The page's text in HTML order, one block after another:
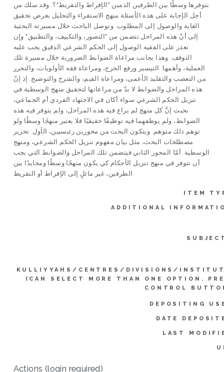
بتوفرها وسطًا بين الطرفين الذمين "الإفراط والتفريط"؟. وقد سلك من
أجل الإجابة على هذه الأسئلة منهج الاستقراء والتحليل بغرض تحقيق
الغاية والوصول إلى المطلوب. وتوصل الباحث خلال مسيرته البحثية
إلى أنّ هذه المراحل تتضمن من "التصور، والتكييف، والتطبيق" وإن
تعذر على الفقيه الوصول إلى الحكم الشرعي الدقيق يجب عليه
التوقف. وهذا بجانب مراعاة الضوابط الضرورية خلال مسيرة تلك
العملية، وأهمها: التيسير ورفع الحرج، ومراعاة فقه الأولويات، والتحرر
من التعصب والتقليد الأعمى، ومراعاة القيم، والشرح والتوضيح. إذ إنّ
هذه المراحل والضوابط لا بدّ من مراعاتها لتحقيق منهج الوسطية في
تنزيل الحكم الشرعي سواء أكان في الاجتهاد الفردي أم الجماعي،
بحيث إنَّ كل منهج لم يراع فيه هذه المراحل، ولم يتوفر فيه هذه
الضوابط، ولم يوظفهما فيه توظيفًا حقيقيًا فلا يعتبر منهجًا وسطًا ولو
توهم ذلك متوهم. ويتكون البحث من محورين رئيسيين، الأول: تحرير
مصطلحات البحث، مثل بيان مفهوم تنزيل الحكم الشرعي، ومنهج
الوسطية. أمّا المحور الثاني فيتضمن تلك المراحل والضوابط التي يجب
أن تتوفر في منهج تنزيل الأحكام كي يكون منهجًا وسطًا ومحايدًا بين
الطرفين، غير مائلٍ إلى الإفراط أو التفريط.
ITEM
ADDITIONAL
KULLIYYAHS/CENTRES/DIVISIONS/
(CAN SELECT MORE THAN ONE OPTION.
CONTROL
DEPOSITING
DATE
LAST
Actions (login required)